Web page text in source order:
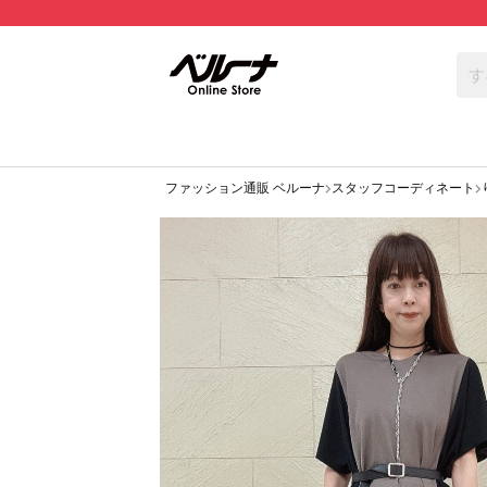
ファッション通販 ベルーナ スタッフコーディネート